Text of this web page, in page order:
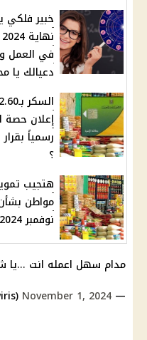
خبير فلكي
في العمل
دعيالك يا
إعلان حصة
رسمياً
؟
مواطن
نوفمبر 2024 بعد زيادة البنزين
مدام سهل اعمله انت ...يا
— Naguib Sawiris (@NaguibSawiris)
November 1, 2024